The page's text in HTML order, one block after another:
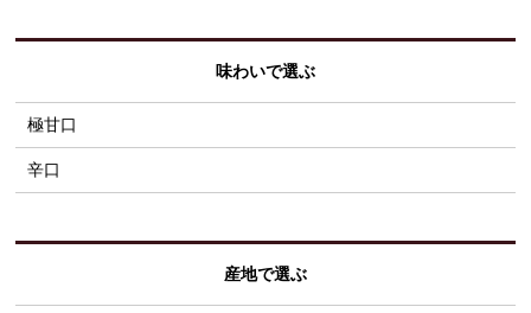
味わいで選ぶ
極甘口
辛口
産地で選ぶ